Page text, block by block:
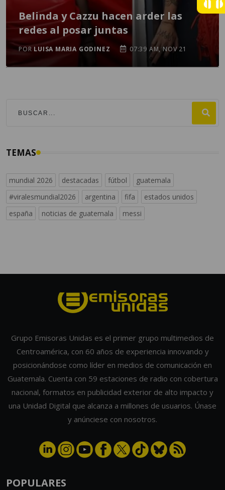
Belinda y Cazzu hacen arder las
redes al posar juntas
POR LUISA MARIA GODINEZ 07:39 AM, NOV 21
TEMAS
mundial 2026 destacadas fútbol
guatemala
#viralesmundial2026
argentina fifa
estados unidos
españa
noticias de guatemala messi
Grupo Emisoras Unidas es el primer grupo multimedios de
Centroamérica, con 60 años de experiencia innovando y
posicionándose como líder en medios de comunicación en
Guatemala. Cuenta con 59 estaciones de radio con cobertura
nacional, formatos en publicidad exterior de alto impacto y
una Unidad Digital que alcanza a millones de usuarios. Únase
y anúnciese con nosotros.
POPULARES